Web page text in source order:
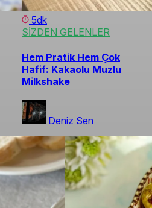
5dk
SİZDEN GELENLER
Hem Pratik Hem Çok
Hafif: Kakaolu Muzlu
Milkshake
Deniz Sen